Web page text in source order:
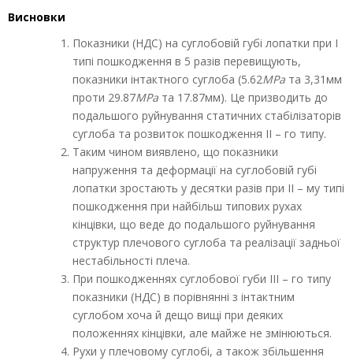
Висновки
Показники (НДС) на суглобовій губі лопатки при I
типі пошкодження в 5 разів перевищують,
показники інтактного суглоба (5.62МРа та 3,31мм
проти 29.87МРа та 17.87мм). Це призводить до
подальшого руйнування статичних стабілізаторів
суглоба та розвиток пошкодження II – го типу.
Таким чином виявлено, що показники
напруження та деформації на суглобовій губі
лопатки зростають у десятки разів при II – му типі
пошкодження при найбільш типових рухах
кінцівки, що веде до подальшого руйнування
структур плечового суглоба та реалізації задньої
нестабільності плеча.
При пошкодженнях суглобової губи III – го типу
показники (НДС) в порівнянні з інтактним
суглобом хоча й дещо вищі при деяких
положеннях кінцівки, але майже не змінюються.
Рухи у плечовому суглобі, а також збільшення